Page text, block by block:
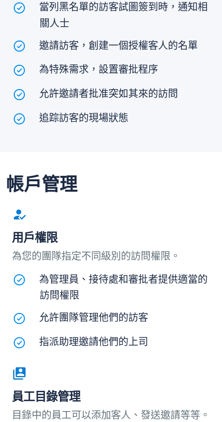
當列黑名單的訪客試圖簽到時，通知相
關人士
邀請訪客，創建一個授權客人的名單
為特殊需求，設置審批程序
允許邀請者批准突如其來的訪問
追踪訪客的現場狀態
帳戶管理
用戶權限
為您的團隊指定不同級別的訪問權限。
為管理員、接待處和審批者提供適當的
訪問權限
允許團隊管理他們的訪客
指派助理邀請他們的上司
員工目錄管理
目錄中的員工可以添加客人、發送邀請等等。